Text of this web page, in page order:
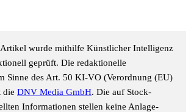
wurde mithilfe Künstlicher Intelligenz
geprüft. Die redaktionelle
Sinne des Art. 50 KI-VO (Verordnung (EU)
die DNV Media GmbH. Die auf Stock-
Informationen stellen keine Anlage-